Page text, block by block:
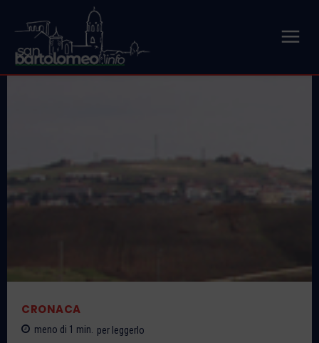
CRONACA
meno di 1 min. per leggerlo